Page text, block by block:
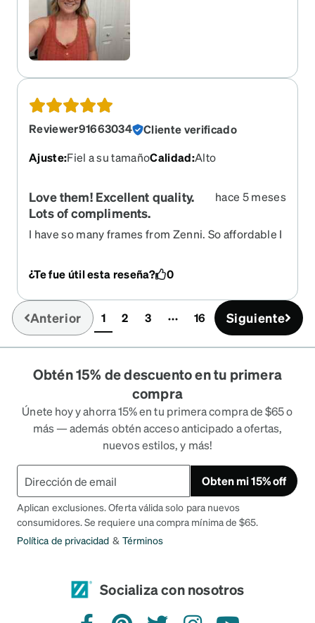
Reviewer91663034
Cliente verificado
Ajuste:Fiel a su tamañoCalidad:Alto
Love them! Excellent quality.
Lots of compliments.
hace 5 meses
I have so many frames from Zenni. So affordable I
wardrobe and still save money compared to other
sources. Great company. Always helpful when I
have questions. Glasses arrive in about a week in
the mail. All I need to do is open the package and
put them on.
¿Te fue útil esta reseña? 0
Anterior 1(current)
2 3 16 Siguiente
Obtén 15% de descuento en tu primera
compra
Únete hoy y ahorra 15% en tu primera compra de $65 o
más — además obtén acceso anticipado a ofertas,
nuevos estilos, y más!
Obten mi 15% off
Aplican exclusiones. Oferta válida solo para nuevos
consumidores. Se requiere una compra mínima de $65.
Política de privacidad & Términos
Socializa con nosotros